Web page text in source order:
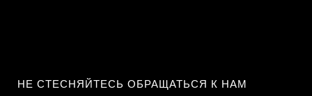
НЕ СТЕСНЯЙТЕСЬ ОБРАЩАТЬСЯ К НАМ